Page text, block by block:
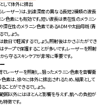
して体外に排出
ーザー）は、到達深度の異なる長短2種類の波長
ン色素にも有効です。短い波長は表在性のメラニン
深在性のメラニン色素であるADMや太田母斑（青
しょう。
日で軽減するでしょう。照射後はかさぶたができ
ープで保護することが多いです。レーザーを照射
ら守るスキンケアが非常に重要です。
レーザーを照射し、狙ったメラニン色素を音響衝
素は、徐々に体外に排出されるため、結果として
とができるでしょう。
囲以外にはほとんど影響を与えず、肌への負担が
徴です。